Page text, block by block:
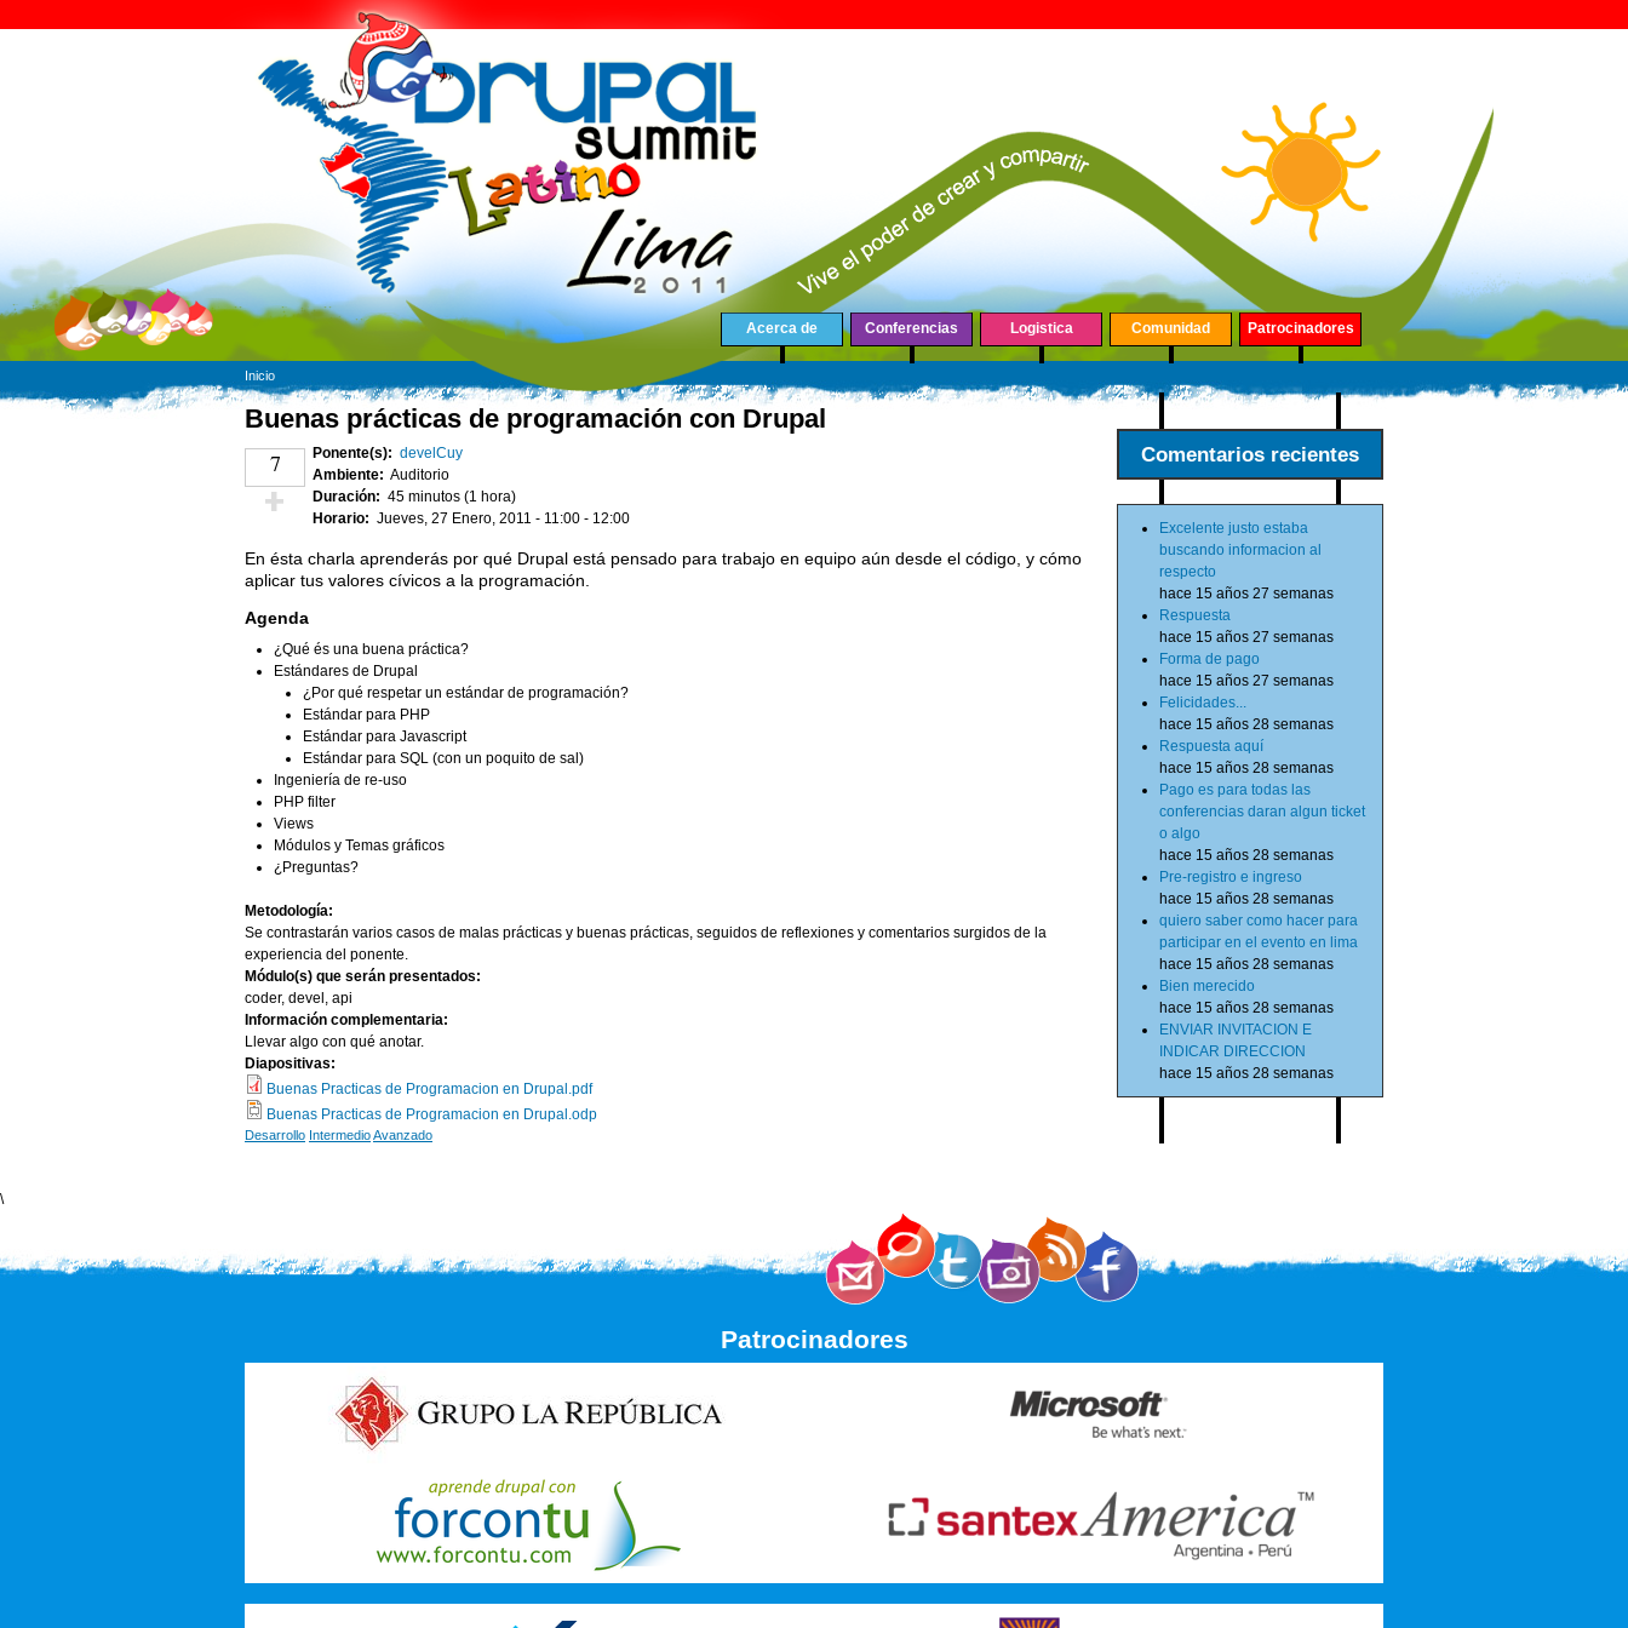
Acerca de Conferencias Logistica Comunidad Patrocinadores
Inicio
Buenas prácticas de programación con Drupal
7
¡Vota positivo!
Ponente(s): develCuy
Ambiente: Auditorio
Duración: 45 minutos (1 hora)
Horario: Jueves, 27 Enero, 2011 - 11:00 - 12:00
En ésta charla aprenderás por qué Drupal está pensado para trabajo en equipo aún desde el código, y cómo
aplicar tus valores cívicos a la programación.
Agenda
¿Qué és una buena práctica?
Estándares de Drupal
¿Por qué respetar un estándar de programación?
Estándar para PHP
Estándar para Javascript
Estándar para SQL (con un poquito de sal)
Ingeniería de re-uso
PHP filter
Views
Módulos y Temas gráficos
¿Preguntas?
Metodología:
Se contrastarán varios casos de malas prácticas y buenas prácticas, seguidos de reflexiones y comentarios surgidos de la
experiencia del ponente.
Módulo(s) que serán presentados:
coder, devel, api
Información complementaria:
Llevar algo con qué anotar.
Diapositivas:
Buenas Practicas de Programacion en Drupal.pdf
Buenas Practicas de Programacion en Drupal.odp
Desarrollo IntermedioAvanzado
Comentarios recientes
Excelente justo estaba
buscando informacion al
respecto
hace 15 años 27 semanas
Respuesta
hace 15 años 27 semanas
Forma de pago
hace 15 años 27 semanas
Felicidades...
hace 15 años 28 semanas
Respuesta aquí
hace 15 años 28 semanas
Pago es para todas las
conferencias daran algun ticket
o algo
hace 15 años 28 semanas
Pre-registro e ingreso
hace 15 años 28 semanas
quiero saber como hacer para
participar en el evento en lima
hace 15 años 28 semanas
Bien merecido
hace 15 años 28 semanas
ENVIAR INVITACION E
INDICAR DIRECCION
hace 15 años 28 semanas
\
Patrocinadores